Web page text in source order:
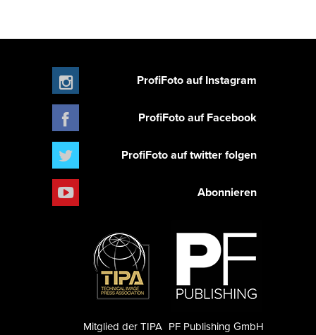
ProfiFoto auf Instagram
ProfiFoto auf Facebook
ProfiFoto auf twitter folgen
Abonnieren
PF Publishing GmbH
Mitglied der TIPA